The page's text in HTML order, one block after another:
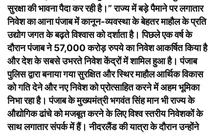
सुरक्षा की भावना पैदा कर रही है।” राज्य में बड़े पैमाने पर लगातार
निवेश का आना पंजाब में कानून-व्यवस्था के बेहतर माहौल के प्रति
उद्योग जगत के बढ़ते विश्वास को दर्शाता है। पिछले एक वर्ष के
दौरान पंजाब ने 57,000 करोड़ रुपये का निवेश आकर्षित किया है
और देश के सबसे उभरते निवेश केंद्रों में शामिल हुआ है। पंजाब
पुलिस द्वारा बनाया गया सुरक्षित और स्थिर माहौल आर्थिक विकास
को गति देने और नए निवेश को प्रोत्साहित करने में अहम भूमिका
निभा रहा है। पंजाब के मुख्यमंत्री भगवंत सिंह मान भी राज्य के
औद्योगिक ढांचे को मजबूत करने के लिए विश्व स्तरीय निवेशकों के
साथ लगातार संपर्क में हैं। नीदरलैंड की यात्रा के दौरान उन्होंने